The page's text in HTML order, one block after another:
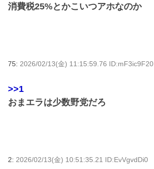
消費税25%とかこいつアホなのか
75: 2026/02/13(金) 11:15:59.76 ID:mF3ic9F20
>>1
おまエラは少数野党だろ
2: 2026/02/13(金) 10:51:35.21 ID:EvVgvdDi0